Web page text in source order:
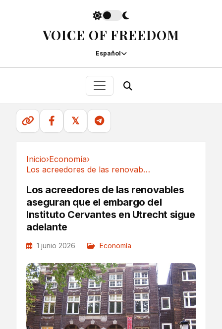
VOICE OF FREEDOM
Español
𝕏
Inicio›Economía›
Los acreedores de las renovables aseguran que...
Los acreedores de las renovables
aseguran que el embargo del
Instituto Cervantes en Utrecht sigue
adelante
1 junio 2026 Economía